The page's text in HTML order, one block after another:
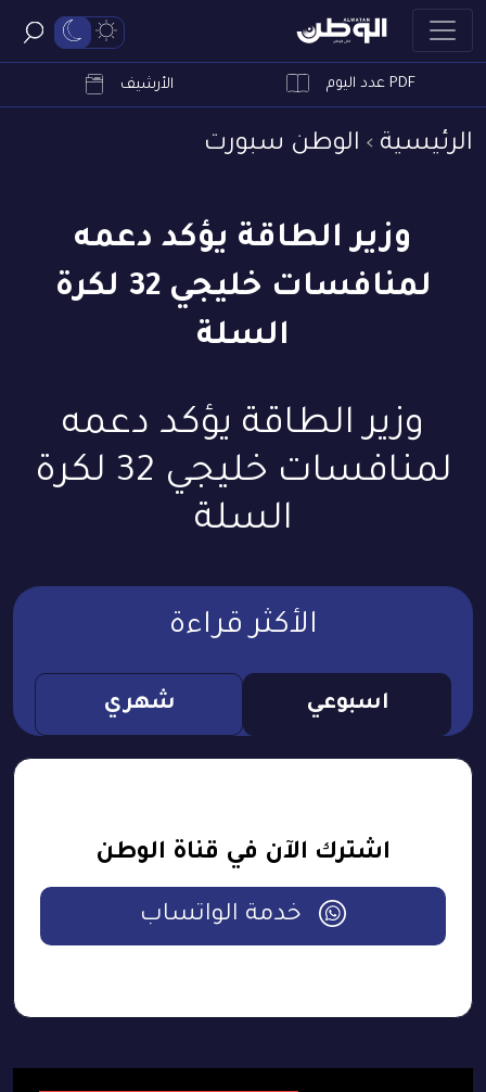
PDF عدد اليوم الأرشيف
الرئيسية الوطن سبورت
وزير الطاقة يؤكد دعمه
لمنافسات خليجي 32 لكرة
السلة
وزير الطاقة يؤكد دعمه
لمنافسات خليجي 32 لكرة
السلة
الأكثر قراءة
اسبوعي شهري
اشترك الآن في قناة الوطن
خدمة الواتساب